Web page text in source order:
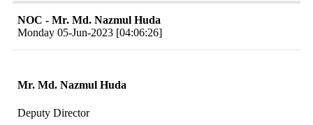
NOC - Mr. Md. Nazmul Huda
Monday 05-Jun-2023 [04:06:26]
Mr. Md. Nazmul Huda
Deputy Director